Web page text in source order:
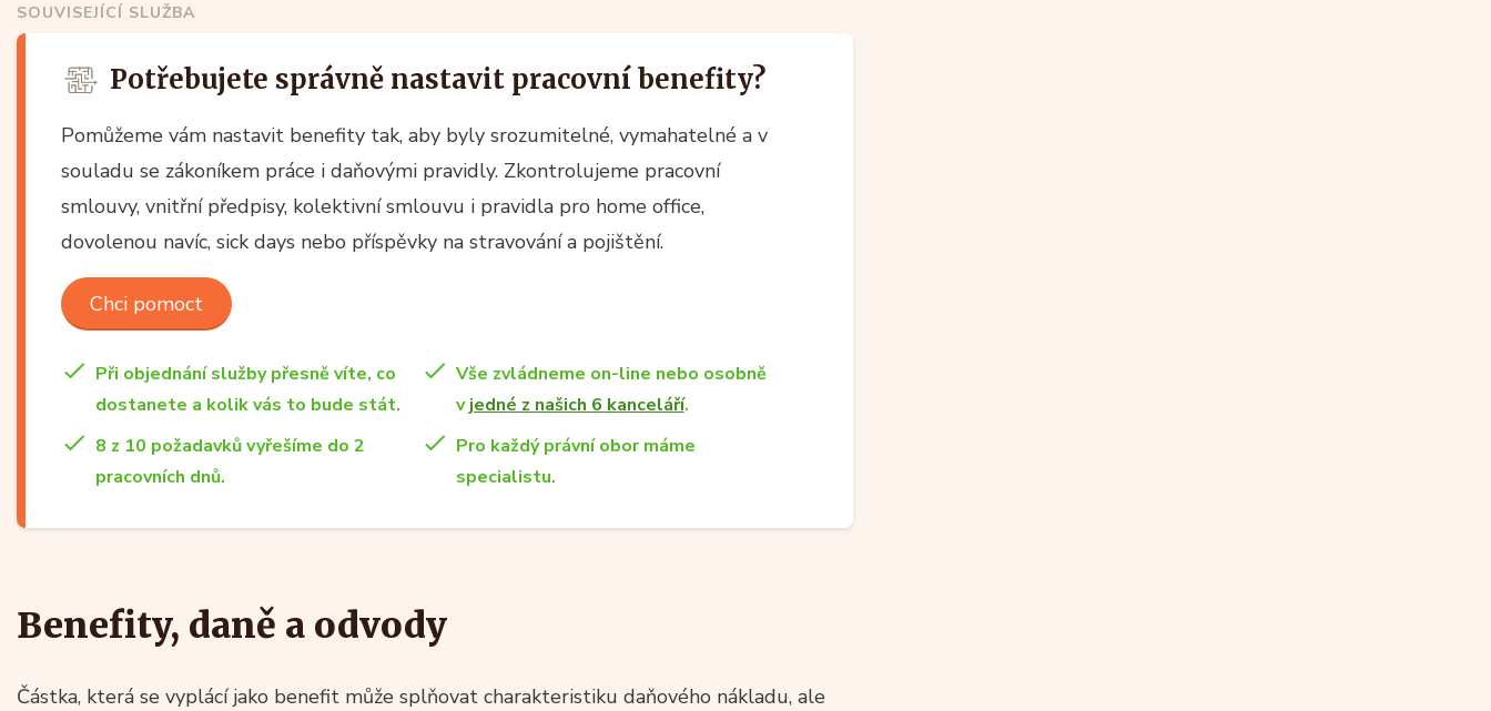
SOUVISEJÍCÍ SLUŽBA
Potřebujete správně nastavit pracovní benefity?
Pomůžeme vám nastavit benefity tak, aby byly srozumitelné, vymahatelné a v
souladu se zákoníkem práce i daňovými pravidly. Zkontrolujeme pracovní
smlouvy, vnitřní předpisy, kolektivní smlouvu i pravidla pro home office,
dovolenou navíc, sick days nebo příspěvky na stravování a pojištění.
Chci pomoct
Při objednání služby přesně víte, co
dostanete a kolik vás to bude stát.
Vše zvládneme on-line nebo osobně
vjedné z našich 6 kanceláří.
8 z 10 požadavků vyřešíme do 2
pracovních dnů.
Pro každý právní obor máme
specialistu.
Benefity, daně a odvody
Částka, která se vyplácí jako benefit může splňovat charakteristiku daňového nákladu, ale